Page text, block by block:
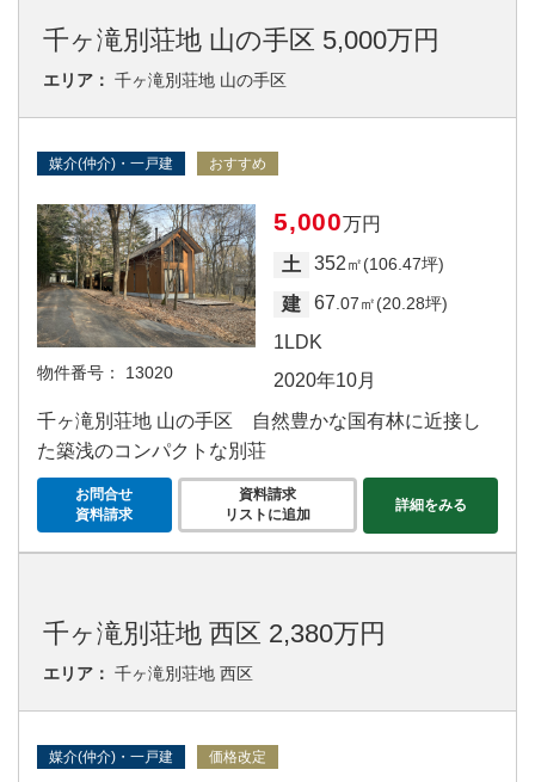
千ヶ滝別荘地 山の手区 5,000万円
エリア： 千ヶ滝別荘地 山の手区
媒介(仲介)・一戸建 おすすめ
物件番号： 13020
5,000万円
土
352㎡(106.47坪)
建 67 .07㎡(20.28坪)
1LDK
2020年10月
千ヶ滝別荘地 山の手区 自然豊かな国有林に近接し
た築浅のコンパクトな別荘
お問合せ
資料請求
資料請求
リストに追加
詳細をみる
千ヶ滝別荘地 西区 2,380万円
エリア： 千ヶ滝別荘地 西区
媒介(仲介)・一戸建 価格改定